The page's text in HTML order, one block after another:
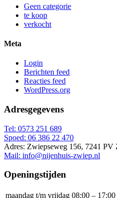
Geen categorie
te koop
verkocht
Meta
Login
Berichten feed
Reacties feed
WordPress.org
Adresgegevens
Tel: 0573 251 689
Spoed: 06 386 22 470
Adres: Zwiepseweg 156, 7241 PV
Mail: info@nijenhuis-zwiep.nl
Openingstijden
maandag t/m vrijdag 08:00 – 17:00